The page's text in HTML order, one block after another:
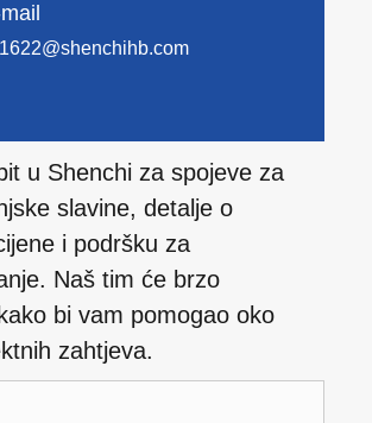
u Shenchi za spojeve za
slavine, detalje o
i podršku za
Naš tim će brzo
bi vam pomogao oko
zahtjeva.